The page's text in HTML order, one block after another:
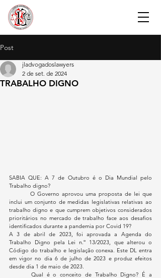
Post
TRABALHO DIGNO
jladvogadoslawyers
2 de set. de 2024
SABIA QUE: A 7 de Outubro é o Dia Mundial pelo
Trabalho digno?
inclui um conjunto de medidas legislativas relativas ao
trabalho digno e que cumprem objetivos considerados
prioritários no mercado de trabalho face aos desafios
identificados durante a pandemia por Covid 19?
A 3 de abril de 2023, foi aprovada a Agenda do
Trabalho Digno pela Lei n.º 13/2023, que alterou o
Código do trabalho e legislação conexa. Este DL entra
em vigor no dia 6 de julho de 2023 e produz efeitos
desde dia 1 de maio de 2023.